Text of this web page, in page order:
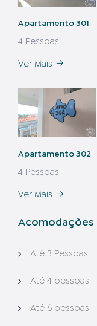
Apartamento 301
4 Pessoas
Ver Mais
Apartamento 302
4 Pessoas
Ver Mais
Acomodações
Até 3 Pessoas
Até 4 pessoas
Até 6 pessoas